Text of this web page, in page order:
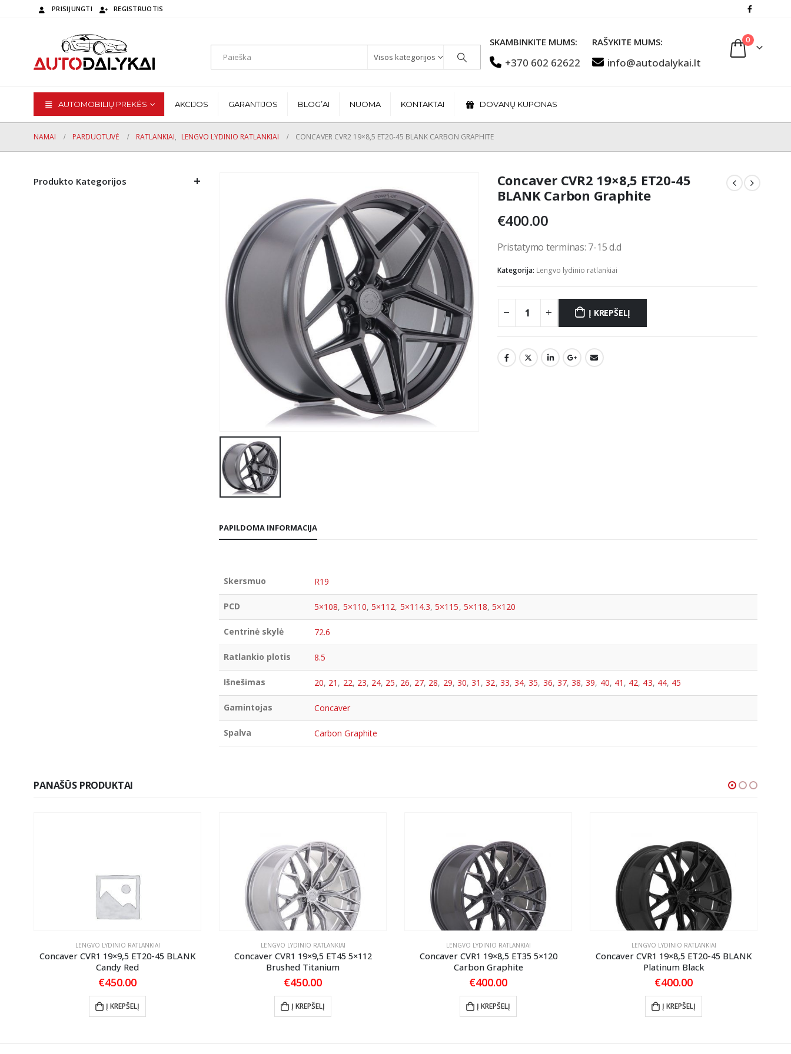
PRISIJUNGTI REGISTRUOTIS
Visos kategorijos
SKAMBINKITE MUMS:
+370 602 62622
RAŠYKITE MUMS:
info@autodalykai.lt
0
AUTOMOBILIŲ PREKĖS AKCIJOS GARANTIJOS BLOG’AI NUOMA KONTAKTAI DOVANŲ KUPONAS
NAMAI PARDUOTUVĖ RATLANKIAI, LENGVO LYDINIO RATLANKIAI CONCAVER CVR2 19×8,5 ET20-45 BLANK CARBON GRAPHITE
Concaver CVR2 19×8,5 ET20-45
BLANK Carbon Graphite
€400.00
Pristatymo terminas: 7-15 d.d
Kategorija: Lengvo lydinio ratlankiai
Į KREPŠELĮ
PAPILDOMA INFORMACIJA
Skersmuo R19
PCD 5×108, 5×110, 5×112, 5×114.3,5×115, 5×118,5×120
Centrinė skylė 72.6
Ratlankio plotis 8.5
Išnešimas 20, 21 , 22, 23, 24, 25, 26, 27, 28, 29, 30,31 ,32, 33, 34,35, 36, 37,38,39, 40, 41 , 42, 43, 44, 45
Gamintojas Concaver
Spalva Carbon Graphite
Produkto Kategorijos
PANAŠŪS PRODUKTAI
LENGVO LYDINIO RATLANKIAI
Concaver CVR1 19×9,5 ET20-45 BLANK
Candy Red
€450.00
Į KREPŠELĮ
LENGVO LYDINIO RATLANKIAI
Concaver CVR1 19×9,5 ET45 5×112
Brushed Titanium
€450.00
Į KREPŠELĮ
LENGVO LYDINIO RATLANKIAI
Concaver CVR1 19×8,5 ET35 5×120
Carbon Graphite
€400.00
Į KREPŠELĮ
LENGVO LYDINIO RATLANKIAI
Concaver CVR1 19×8,5 ET20-45 BLANK
Platinum Black
€400.00
Į KREPŠELĮ